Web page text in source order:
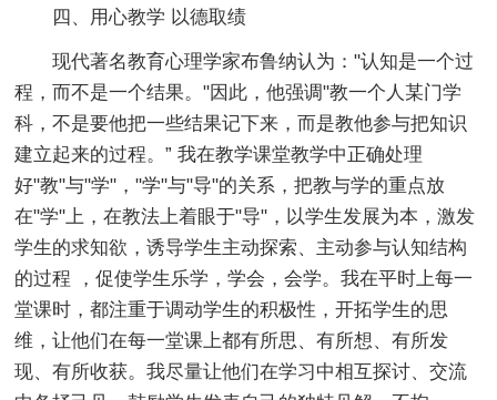
四、用心教学 以德取绩
现代著名教育心理学家布鲁纳认为："认知是一个过
程，而不是一个结果。"因此，他强调"教一个人某门学
科，不是要他把一些结果记下来，而是教他参与把知识
建立起来的过程。” 我在教学课堂教学中正确处理
好"教"与"学"，"学"与"导"的关系，把教与学的重点放
在"学"上，在教法上着眼于"导"，以学生发展为本，激发
学生的求知欲，诱导学生主动探索、主动参与认知结构
的过程 ，促使学生乐学，学会，会学。我在平时上每一
堂课时，都注重于调动学生的积极性，开拓学生的思
维，让他们在每一堂课上都有所思、有所想、有所发
现、有所收获。我尽量让他们在学习中相互探讨、交流